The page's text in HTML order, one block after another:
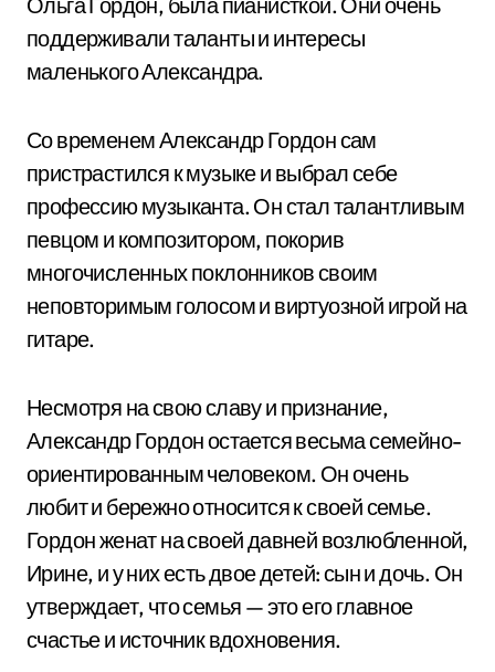
поддерживали таланты и интересы
маленького Александра.
Со временем Александр Гордон сам
пристрастился к музыке и выбрал себе
профессию музыканта. Он стал талантливым
певцом и композитором, покорив
многочисленных поклонников своим
неповторимым голосом и виртуозной игрой на
гитаре.
Несмотря на свою славу и признание,
Александр Гордон остается весьма семейно-
ориентированным человеком. Он очень
любит и бережно относится к своей семье.
Гордон женат на своей давней возлюбленной,
Ирине, и у них есть двое детей: сын и дочь. Он
утверждает, что семья — это его главное
счастье и источник вдохновения.